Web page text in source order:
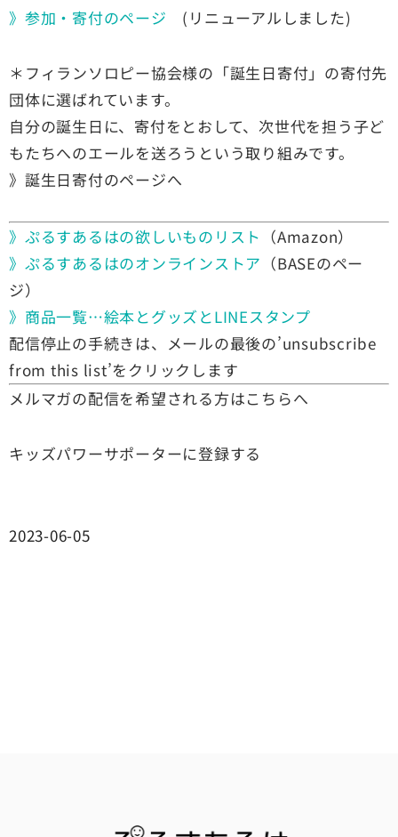
》参加・寄付のページ (リニューアルしました)
＊フィランソロピー協会様の「誕生日寄付」の寄付先
団体に選ばれています。
自分の誕生日に、寄付をとおして、次世代を担う子ど
もたちへのエールを送ろうという取り組みです。
》誕生日寄付のページへ
》ぷるすあるはの欲しいものリスト （Amazon）
》ぷるすあるはのオンラインストア （BASEのペー
ジ）
》商品一覧…絵本とグッズとLINEスタンプ
配信停止の手続きは、メールの最後の’unsubscribe
from this list’をクリックします
メルマガの配信を希望される方はこちらへ
キッズパワーサポーターに登録する
2023-06-05